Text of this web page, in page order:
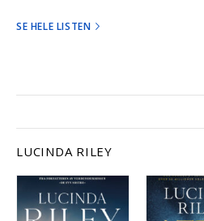
SE HELE LISTEN
LUCINDA RILEY